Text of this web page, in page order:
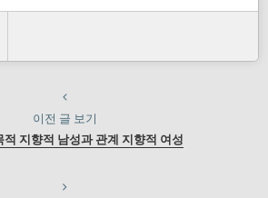
이전 글 보기
지향적 남성과 관계 지향적 여성